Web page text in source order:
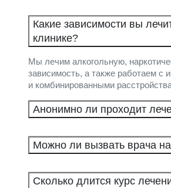
Какие зависимости вы
клинике?
Мы лечим алкогольную,
зависимость, а также работаем с
и комбинированными
Анонимно ли проходит
Можно ли вызвать врача
Сколько длится курс